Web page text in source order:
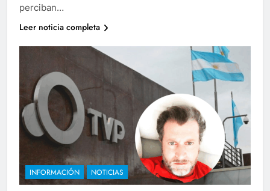
perciban…
Leer noticia completa
INFORMACIÓN NOTICIAS